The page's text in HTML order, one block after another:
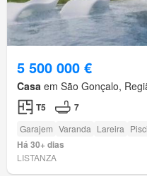
5 500 000 €
Casa em São Gonçalo,
T5 7
Garajem Varanda Lareira
Há 30+ dias
LISTANZA